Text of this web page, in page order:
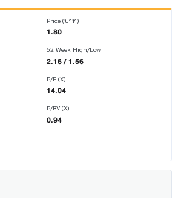
Price (บาท)
1.80
52 Week High/Low
2.16 / 1.56
P/E (X)
14.04
P/BV (X)
0.94